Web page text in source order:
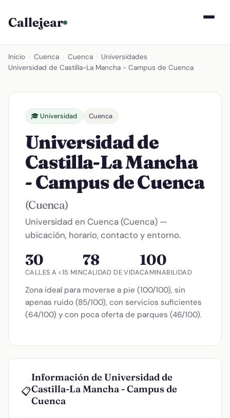
Callejear
Inicio Cuenca Cuenca Universidades
Universidad de Castilla-La Mancha - Campus de Cuenca
🎓 Universidad Cuenca
Universidad de
Castilla-La Mancha
- Campus de Cuenca
(Cuenca)
Universidad en Cuenca (Cuenca) —
ubicación, horario, contacto y entorno.
30
CALLES A <15 MIN
78
CALIDAD DE VIDA
100
CAMINABILIDAD
Zona ideal para moverse a pie (100/100), sin
apenas ruido (85/100), con servicios suficientes
(64/100) y con poca oferta de parques (46/100).
📋
Información de Universidad de
Castilla-La Mancha - Campus de
Cuenca